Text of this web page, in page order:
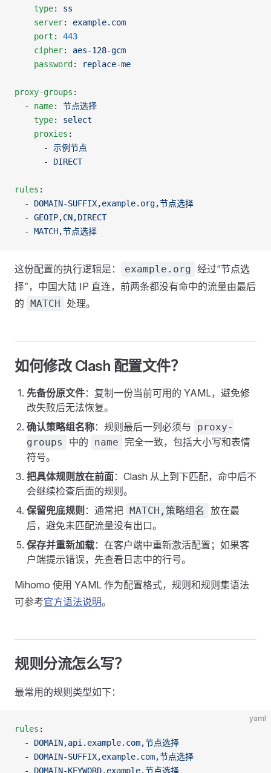
    type
: ss
    server
: example.com
    port
: 443
    cipher
: aes-128-gcm
    password
: replace-me
proxy-groups :
  -
name: 节点选择
    type
: select
    proxies
:
      -
示例节点
      -
DIRECT
rules :
  -
DOMAIN-SUFFIX,example.org,节点选择
  -
GEOIP,CN,DIRECT
  -
MATCH,节点选择
这份配置的执行逻辑是： example.org 经过“节点选
择”，中国大陆 IP 直连，前两条都没有命中的流量由最后
的 MATCH 处理。
如何修改 Clash 配置文件？
先备份原文件：复制一份当前可用的 YAML，避免修
改失败后无法恢复。
确认策略组名称：规则最后一列必须与
proxy-
groups
中的 name
完全一致，包括大小写和表情
符号。
把具体规则放在前面：Clash 从上到下匹配，命中后不
会继续检查后面的规则。
保留兜底规则 ：通常把 MATCH,策略组名
放在最
后，避免未匹配流量没有出口。
保存并重新加载：在客户端中重新激活配置；如果客
户端提示错误，先查看日志中的行号。
Mihomo 使用 YAML 作为配置格式，规则和规则集语法
可参考官方语法说明。
规则分流怎么写？
最常用的规则类型如下：
yaml
rules :
  -
DOMAIN,api.example.com,节点选择
  -
DOMAIN-SUFFIX,example.com,节点选择
  -
DOMAIN-KEYWORD,example,节点选择